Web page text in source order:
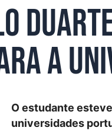
a
O estudante esteve
universidades